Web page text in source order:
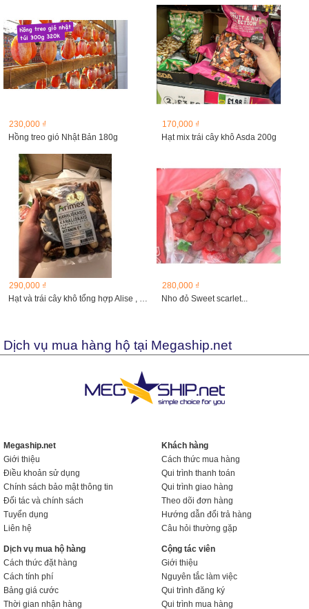
230,000 ₫
Hồng treo gió Nhật Bản 180g
170,000 ₫
Hạt mix trái cây khô Asda 200g
290,000 ₫
Hạt và trái cây khô tổng hợp Alise , 500 gam
280,000 ₫
Nho đỏ Sweet scarlet...
Dịch vụ mua hàng hộ tại Megaship.net
Megaship.net
Giới thiệu
Điều khoản sử dụng
Chính sách bảo mật thông tin
Đối tác và chính sách
Tuyển dụng
Liên hệ
Khách hàng
Cách thức mua hàng
Qui trình thanh toán
Qui trình giao hàng
Theo dõi đơn hàng
Hướng dẫn đổi trả hàng
Câu hỏi thường gặp
Dịch vụ mua hộ hàng
Cách thức đặt hàng
Cách tính phí
Bảng giá cước
Thời gian nhận hàng
Cộng tác viên
Giới thiệu
Nguyên tắc làm việc
Qui trình đăng ký
Qui trình mua hàng